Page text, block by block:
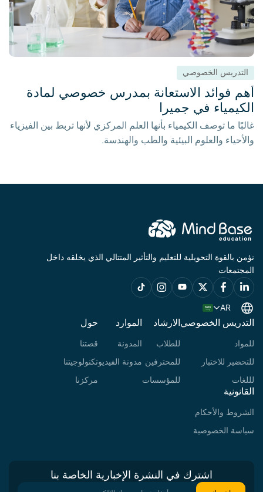
التدريس الخصوصي
أهم فوائد الاستعانة بمدرس خصوصي لمادة
الكيمياء في جميرا
غالبًا ما توصف الكيمياء بأنها العلم المركزي لأنها تربط بين الفيزياء
والأحياء والعلوم البيئية والطب والهندسة.
نؤمن بالقوة التحويلية للتعليم والتأثير المتتالي الذي يخلقه داخل
المجتمعات
AR
التدريس الخصوصي
للمواد
للتحضير للاختبار
لللغات
الارشاد
للطلاب
للمحترفين
للمؤسسات
الموارد
المدونة
مدونة الفيديو
حول
قصتنا
تكنولوجيتنا
مركزنا
القانونية
الشروط والأحكام
سياسة الخصوصية
اشترك في النشرة الإخبارية الخاصة بنا